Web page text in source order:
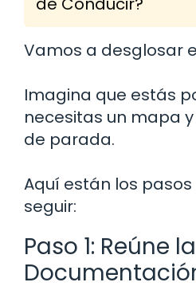
Vamos a desglosar
Imagina que estás
necesitas un mapa
de parada.
Aquí están los
seguir:
Paso 1: Reúne la